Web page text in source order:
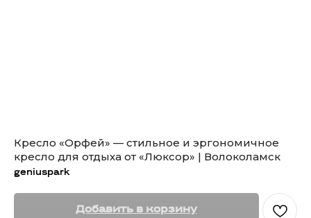
Кресло «Орфей» — стильное и эргономичное
кресло для отдыха от «Люксор» | Волоколамск
geniuspark
Добавить в корзину